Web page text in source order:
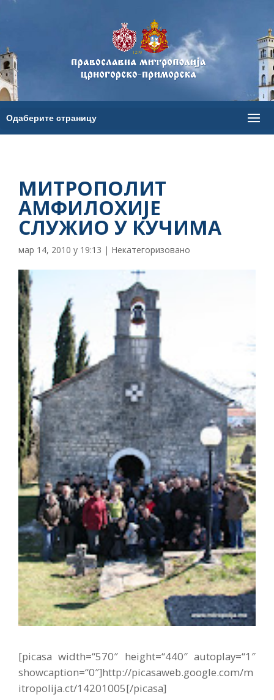
МИТРОПОЛИТ
АМФИЛОХИЈЕ
СЛУЖИО У КУЧИМА
мар 14, 2010 у 19:13 | Некатегоризовано
[picasa width=“570″ height=“440″ autoplay=“1″
showcaption=“0″]http://picasaweb.google.com/m
itropolija.ct/14201005[/picasa]